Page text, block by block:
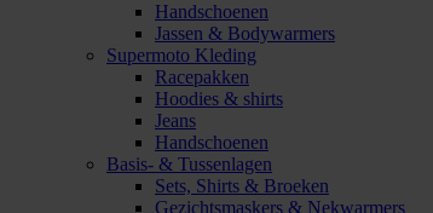
Handschoenen
Jassen & Bodywarmers
Supermoto Kleding
Racepakken
Hoodies & shirts
Jeans
Handschoenen
Basis- & Tussenlagen
Sets, Shirts & Broeken
Gezichtsmaskers & Nekwarmers